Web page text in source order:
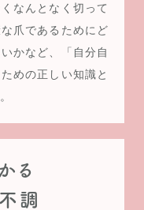
なんとなく切って
爪であるためにど
かなど、「自分自
めの正しい知識と
る
調